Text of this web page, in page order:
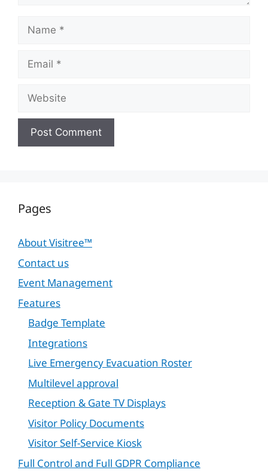
Name
Email
Website
Pages
About Visitree™
Contact us
Event Management
Features
Badge Template
Integrations
Live Emergency Evacuation Roster
Multilevel approval
Reception & Gate TV Displays
Visitor Policy Documents
Visitor Self-Service Kiosk
Full Control and Full GDPR Compliance